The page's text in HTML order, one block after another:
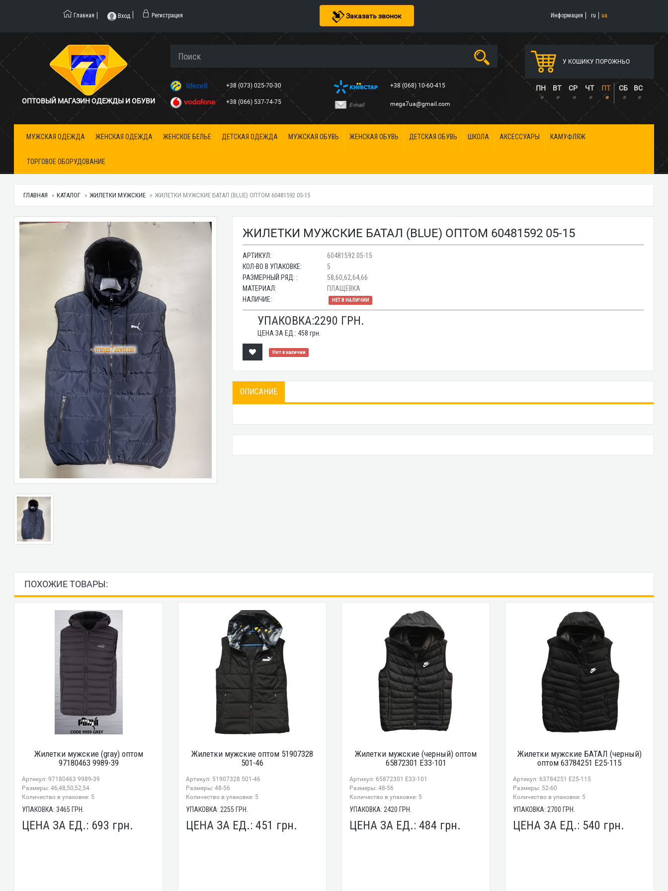
Заказать звонок
Главная Вход Регистрация Информация ru ua
ОПТОВЫЙ МАГАЗИН ОДЕЖДЫ И ОБУВИ
+38 (073) 025-70-30
+38 (066) 537-74-75
+38 (068) 10-60-415
E-mail mega7ua@gmail.com
У КОШИКУ ПОРОЖНЬО
ПН ВТ СР ЧТ ПТ СБ ВС
• • • • • • •
МУЖСКАЯ ОДЕЖДА ЖЕНСКАЯ ОДЕЖДА ЖЕНСКОЕ БЕЛЬЕ ДЕТСКАЯ ОДЕЖДА МУЖСКАЯ ОБУВЬ ЖЕНСКАЯ ОБУВЬ ДЕТСКАЯ ОБУВЬ ШКОЛА АКСЕССУАРЫ КАМУФЛЯЖ
ТОРГОВОЕ ОБОРУДОВАНИЕ
ГЛАВНАЯ КАТАЛОГ ЖИЛЕТКИ МУЖСКИЕ ЖИЛЕТКИ МУЖСКИЕ БАТАЛ (BLUE) ОПТОМ 60481592 05-15
ЖИЛЕТКИ МУЖСКИЕ БАТАЛ (BLUE) ОПТОМ 60481592 05-15
АРТИКУЛ:
60481592 05-15
КОЛ-ВО В УПАКОВКЕ:
5
РАЗМЕРНЫЙ РЯД: :
58,60,62,64,66
МАТЕРИАЛ:
ПЛАЩЕВКА
НАЛИЧИЕ:
НЕТ В НАЛИЧИИ
УПАКОВКА:2290 ГРН.
ЦЕНА ЗА ЕД.:458 грн.
Нет в наличии
ОПИСАНИЕ
ПОХОЖИЕ ТОВАРЫ:
Жилетки мужские (gray) оптом
97180463 9989-39
Артикул: 97180463 9989-39
Размеры: 46,48,50,52,54
Количество в упаковке: 5
УПАКОВКА:3465 ГРН.
ЦЕНА ЗА ЕД.: 693 грн.
Жилетки мужские оптом 51907328
501-46
Артикул: 51907328 501-46
Размеры: 48-56
Количество в упаковке: 5
УПАКОВКА: 2255 ГРН.
ЦЕНА ЗА ЕД.: 451 грн.
Жилетки мужские (черный) оптом
65872301 E33-101
Артикул: 65872301 E33-101
Размеры: 48-56
Количество в упаковке: 5
УПАКОВКА: 2420 ГРН.
ЦЕНА ЗА ЕД.: 484 грн.
Жилетки мужские БАТАЛ (черный)
оптом 63784251 E25-115
Артикул: 63784251 E25-115
Размеры: 52-60
Количество в упаковке: 5
УПАКОВКА:2700 ГРН.
ЦЕНА ЗА ЕД.: 540 грн.